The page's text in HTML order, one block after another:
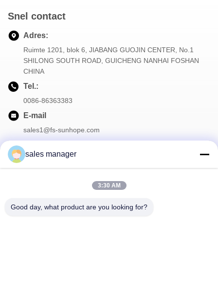
Snel contact
Adres:
Ruimte 1201, blok 6, JIABANG GUOJIN CENTER, No.1
SHILONG SOUTH ROAD, GUICHENG NANHAI FOSHAN
CHINA
Tel.:
0086-86363383
E-mail
sales1@fs-sunhope.com
sales manager
3:30 AM
Good day, what product are you looking for?